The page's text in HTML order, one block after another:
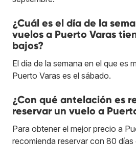
¿Cuál es el día de la
vuelos a Puerto Varas
bajos?
El día de la semana en el que es
Puerto Varas es el sábado.
¿Con qué antelación es
reservar un vuelo a
Para obtener el mejor precio a
recomienda reservar con 80 días